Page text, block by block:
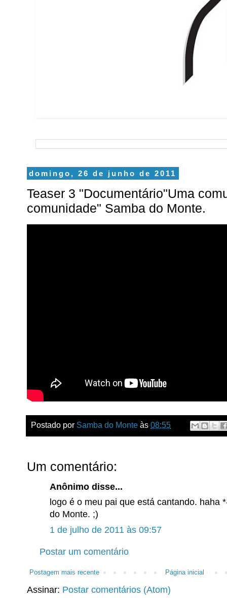
domingo, 26 de junho de 2011
Teaser 3 "Documentário"Uma
comunidade" Samba do Monte.
Postado por Samba do Monte às 08:55
Um comentário:
Anônimo disse...
logo é o meu pai que está cantando. haha
do Monte. ;)
1 de julho de 2011 às 09:57
Postar um comentário
Postagem mais recente Página inicial
Assinar: Postar comentários (Atom)